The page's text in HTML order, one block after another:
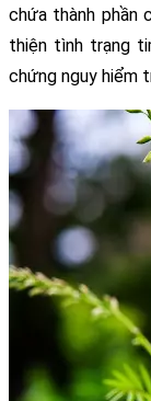
chứa thành phần
thiện tình trạng
chứng nguy hiểm